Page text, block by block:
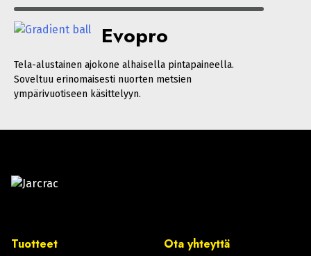
Evopro
Tela-alustainen ajokone alhaisella pintapaineella.
Soveltuu erinomaisesti nuorten metsien
ympärivuotiseen käsittelyyn.
Tuotteet Ota yhteyttä